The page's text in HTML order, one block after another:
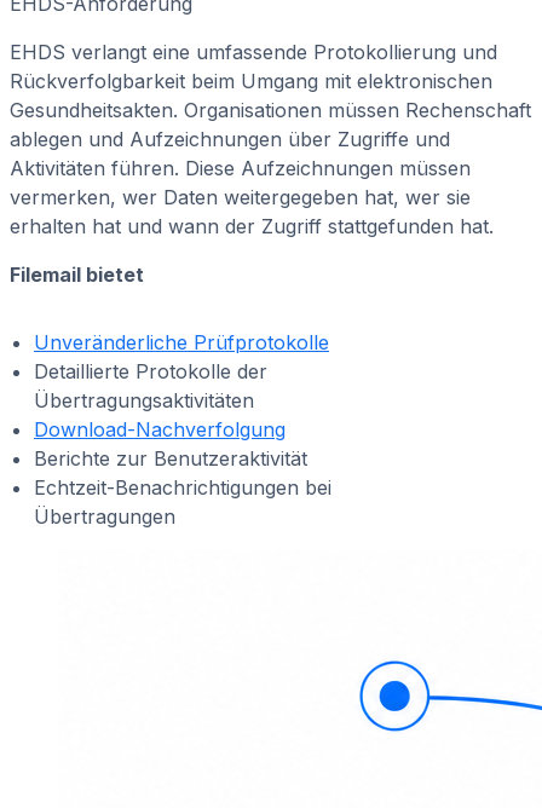
EHDS verlangt eine umfassende Protokollierung und
Rückverfolgbarkeit beim Umgang mit elektronischen
Gesundheitsakten. Organisationen müssen Rechenschaft
ablegen und Aufzeichnungen über Zugriffe und
Aktivitäten führen. Diese Aufzeichnungen müssen
vermerken, wer Daten weitergegeben hat, wer sie
erhalten hat und wann der Zugriff stattgefunden hat.
Filemail bietet
Unveränderliche Prüfprotokolle
Detaillierte Protokolle der
Übertragungsaktivitäten
Download-Nachverfolgung
Berichte zur Benutzeraktivität
Echtzeit-Benachrichtigungen bei
Übertragungen